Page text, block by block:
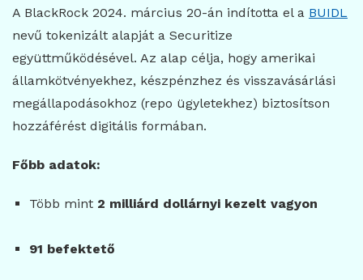
A BlackRock 2024. március 20-án indította el a BUIDL
nevű tokenizált alapját a Securitize
együttműködésével. Az alap célja, hogy amerikai
államkötvényekhez, készpénzhez és visszavásárlási
megállapodásokhoz (repo ügyletekhez) biztosítson
hozzáférést digitális formában.
Főbb adatok:
Több mint 2 milliárd dollárnyi kezelt vagyon
91 befektető